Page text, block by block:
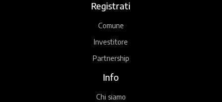
Registrati
Comune
Investitore
Partnership
Info
Chi siamo